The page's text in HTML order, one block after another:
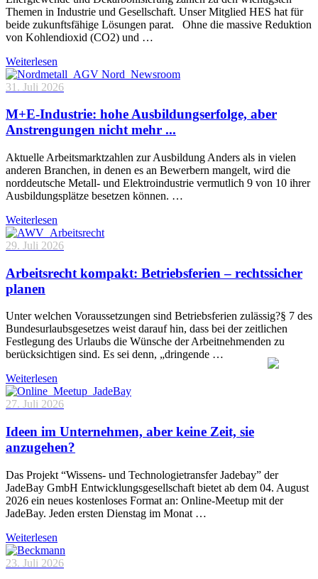
Themen in Industrie und Gesellschaft. Unser Mitglied HES hat für
beide zukunftsfähige Lösungen parat. Ohne die massive Reduktion
von Kohlendioxid (CO2) und …
Weiterlesen
31. Juli 2026
M+E-Industrie: hohe Ausbildungserfolge, aber
Anstrengungen nicht mehr ...
Aktuelle Arbeitsmarktzahlen zur Ausbildung Anders als in vielen
anderen Branchen, in denen es an Bewerbern mangelt, wird die
norddeutsche Metall- und Elektroindustrie vermutlich 9 von 10 ihrer
Ausbildungsplätze besetzen können. …
Weiterlesen
29. Juli 2026
Arbeitsrecht kompakt: Betriebsferien – rechtssicher
planen
Unter welchen Voraussetzungen sind Betriebsferien zulässig?§ 7 des
Bundesurlaubsgesetzes weist darauf hin, dass bei der zeitlichen
Festlegung des Urlaubs die Wünsche der Arbeitnehmenden zu
berücksichtigen sind. Es sei denn, „dringende …
Weiterlesen
27. Juli 2026
Ideen im Unternehmen, aber keine Zeit, sie
anzugehen?
Das Projekt “Wissens- und Technologietransfer Jadebay” der
JadeBay GmbH Entwicklungsgesellschaft bietet ab dem 04. August
2026 ein neues kostenloses Format an: Online-Meetup mit der
JadeBay. Jeden ersten Dienstag im Monat …
Weiterlesen
23. Juli 2026